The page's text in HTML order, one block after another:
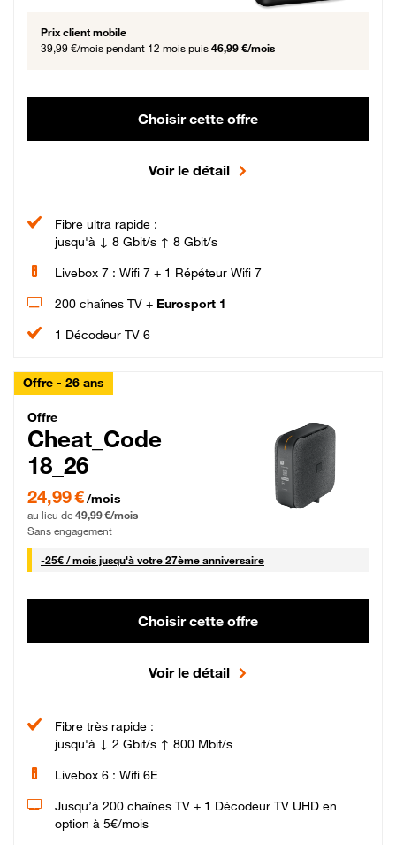
Prix client mobile
39,99 €/mois pendant 12 mois puis 46,99 €/mois
Choisir cette offre
Voir le détail
Fibre ultra rapide :
jusqu'à ↓ 8 Gbit/s ↑ 8 Gbit/s
Livebox 7 : Wifi 7 + 1 Répéteur Wifi 7
200 chaînes TV + Eurosport 1
1 Décodeur TV 6
Offre - 26 ans
Cheat_Code Fibre_18_26
Offre
Cheat_Code
18_26
24,99 € par mois pendant 0 mois puis 49,99 € par mois, Sans engagement
24,99 €/mois
au lieu de 49,99 €/mois
Sans engagement
-25€ / mois25 € par mois
jusqu'à votre 27ème anniversaire
Choisir cette offre
Voir le détail
Fibre très rapide :
jusqu'à ↓ 2 Gbit/s ↑ 800 Mbit/s
Livebox 6 : Wifi 6E
Jusqu’à 200 chaînes TV + 1 Décodeur TV UHD en
option à 5€/mois